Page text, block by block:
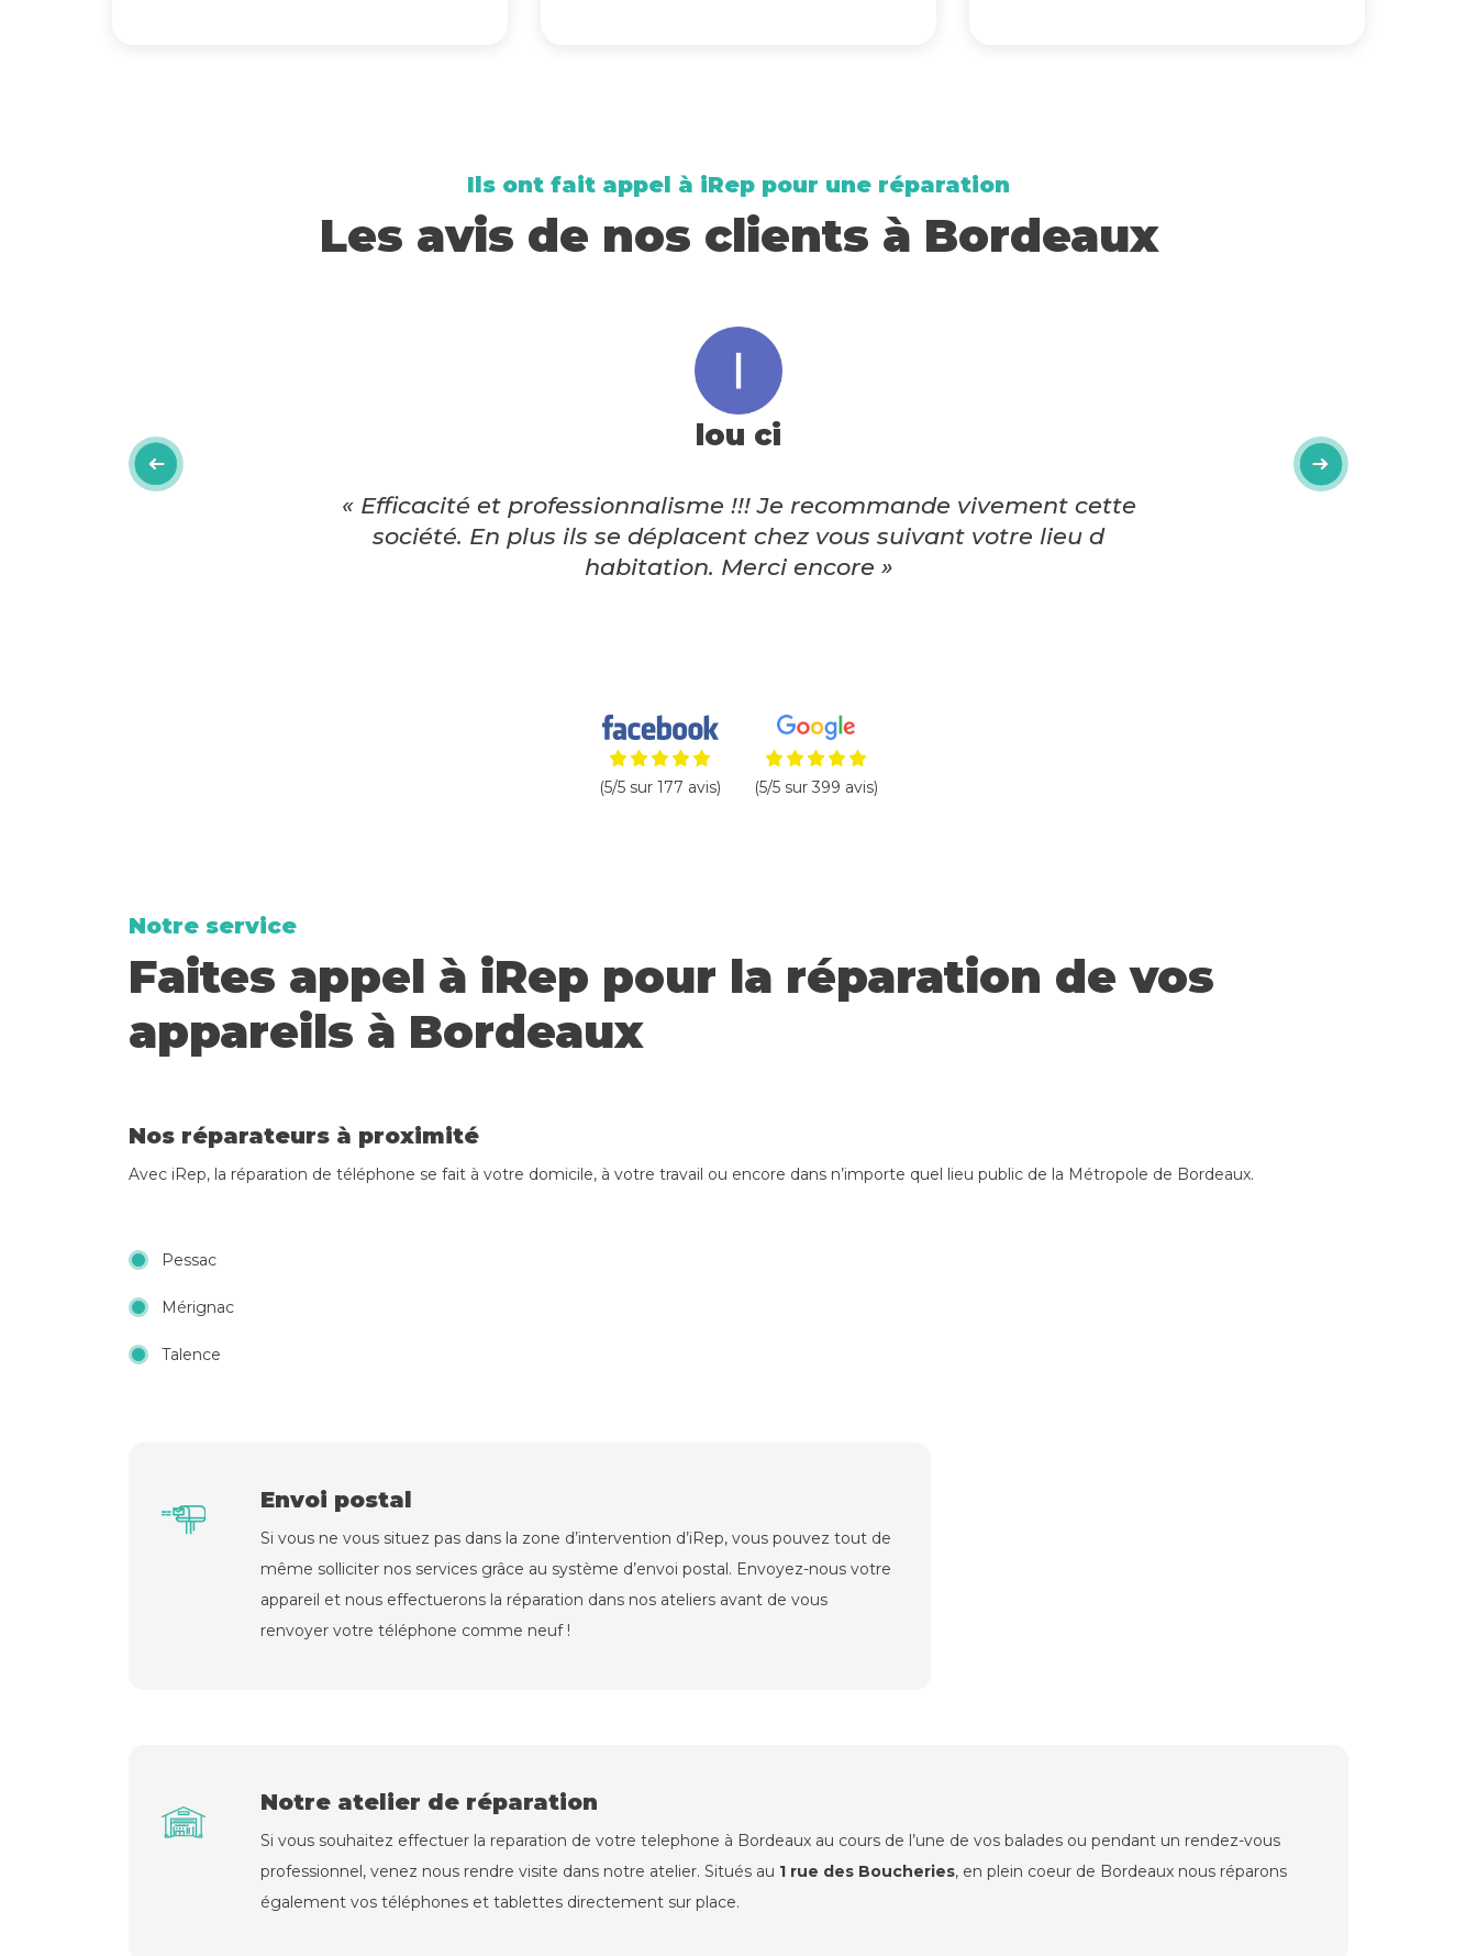
Ils ont fait appel à iRep pour une réparation
Les avis de nos clients à Bordeaux
lou ci
« Efficacité et professionnalisme !!! Je recommande vivement cette
société. En plus ils se déplacent chez vous suivant votre lieu d
habitation. Merci encore »
(5/5 sur 177 avis) (5/5 sur 399 avis)
Notre service
Faites appel à iRep pour la réparation de vos
appareils à Bordeaux
Nos réparateurs à proximité
Avec iRep, la réparation de téléphone se fait à votre domicile, à votre travail ou encore dans n’importe quel lieu public de la Métropole de Bordeaux.
Pessac
Mérignac
Talence
Envoi postal
Si vous ne vous situez pas dans la zone d’intervention d’iRep, vous pouvez tout de
même solliciter nos services grâce au système d’envoi postal. Envoyez-nous votre
appareil et nous effectuerons la réparation dans nos ateliers avant de vous
renvoyer votre téléphone comme neuf !
Notre atelier de réparation
Si vous souhaitez effectuer la reparation de votre telephone à Bordeaux au cours de l’une de vos balades ou pendant un rendez-vous
professionnel, venez nous rendre visite dans notre atelier. Situés au 1 rue des Boucheries, en plein coeur de Bordeaux nous réparons
également vos téléphones et tablettes directement sur place.